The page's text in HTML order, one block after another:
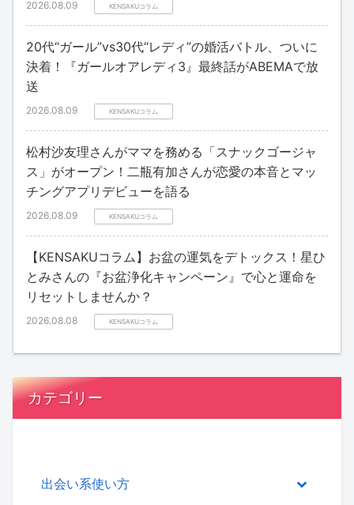
2026.08.09 KENSAKUコラム
20代“ガール”vs30代“レディ”の婚活バトル、ついに
決着！『ガールオアレディ3』最終話がABEMAで放
送
2026.08.09 KENSAKUコラム
松村沙友理さんがママを務める「スナックゴージャ
ス」がオープン！二瓶有加さんが恋愛の本音とマッ
チングアプリデビューを語る
2026.08.09 KENSAKUコラム
【KENSAKUコラム】お盆の運気をデトックス！星ひ
とみさんの『お盆浄化キャンペーン』で心と運命を
リセットしませんか？
2026.08.08 KENSAKUコラム
カテゴリー
出会い系使い方